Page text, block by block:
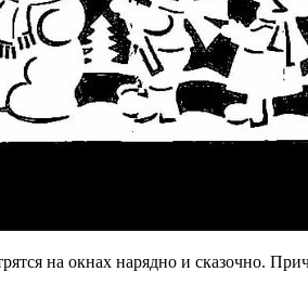
на окнах нарядно и сказочно.